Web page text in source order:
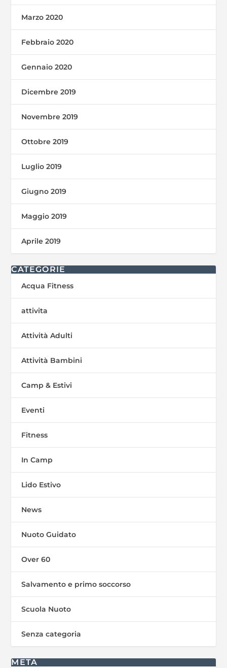
Marzo 2020
Febbraio 2020
Gennaio 2020
Dicembre 2019
Novembre 2019
Ottobre 2019
Luglio 2019
Giugno 2019
Maggio 2019
Aprile 2019
CATEGORIE
Acqua Fitness
attivita
Attività Adulti
Attività Bambini
Camp & Estivi
Eventi
Fitness
In Camp
Lido Estivo
News
Nuoto Guidato
Over 60
Salvamento e primo soccorso
Scuola Nuoto
Senza categoria
META